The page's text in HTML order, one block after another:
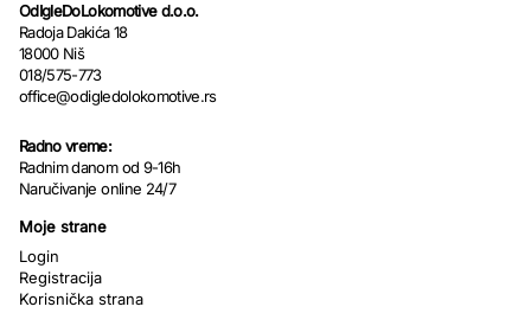
OdIgleDoLokomotive d.o.o.
Radoja Dakića 18
18000 Niš
018/575-773
office@odigledolokomotive.rs
Radno vreme:
Radnim danom od 9-16h
Naručivanje online 24/7
Moje strane
Login
Registracija
Korisnička strana